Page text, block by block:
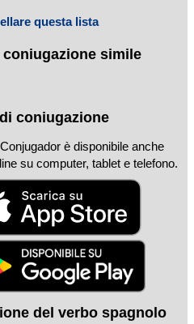
questa lista
coniugazione simile
coniugazione
è disponibile anche
su computer, tablet e telefono.
del verbo spagnolo